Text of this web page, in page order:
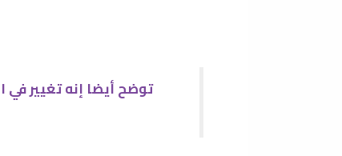
توضح أيضا إنه تغيير